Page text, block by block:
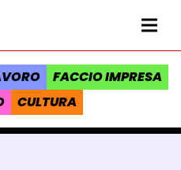
della Regione Toscana
FACCIO IMPRESA
CULTURA